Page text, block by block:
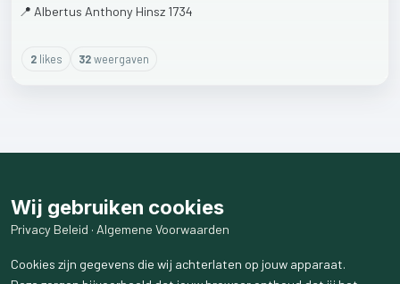
📍 Albertus Anthony Hinsz 1734
2likes 32weergaven
Wij gebruiken cookies
Privacy Beleid · Algemene Voorwaarden
Cookies zijn gegevens die wij achterlaten op jouw apparaat.